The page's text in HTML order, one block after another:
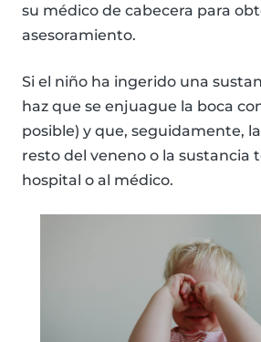
su médico de cabecera para
asesoramiento.
Si el niño ha ingerido una
haz que se enjuague la boca
posible) y que, seguidamente,
resto del veneno o la sustancia
hospital o al médico.